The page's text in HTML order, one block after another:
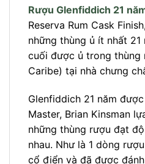
Rượu Glenfiddich 21
Reserva Rum Cask
những thùng ủ ít nhất 21
cuối được ủ trong thùng
Caribe) tại nhà chưng
Glenfiddich 21 năm
Master, Brian Kinsman
những thùng rượu đạt
nhau. Như là 1 dòng
cổ điển và đã được